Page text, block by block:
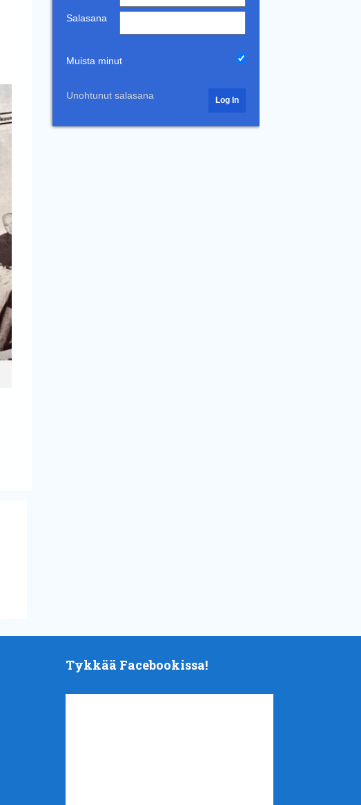
Salasana
Muista minut
Unohtunut salasana
Tykkää Facebookissa!